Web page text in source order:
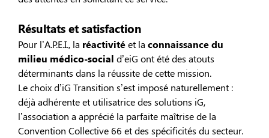
Résultats et satisfaction
Pour l’A.P.E.I., la réactivitéet la connaissance du
milieu médico-social d’eiG ont été des atouts
déterminants dans la réussite de cette mission.
Le choix d’iG Transition s’est imposé naturellement :
déjà adhérente et utilisatrice des solutions iG,
l’association a apprécié la parfaite maîtrise de la
Convention Collective 66 et des spécificités du secteur.